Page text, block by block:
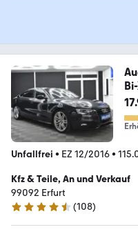
Unfallfrei • EZ 12/2016•
Kfz & Teile, An und Verkauf
99092 Erfurt
4.3 Sterne
(108)